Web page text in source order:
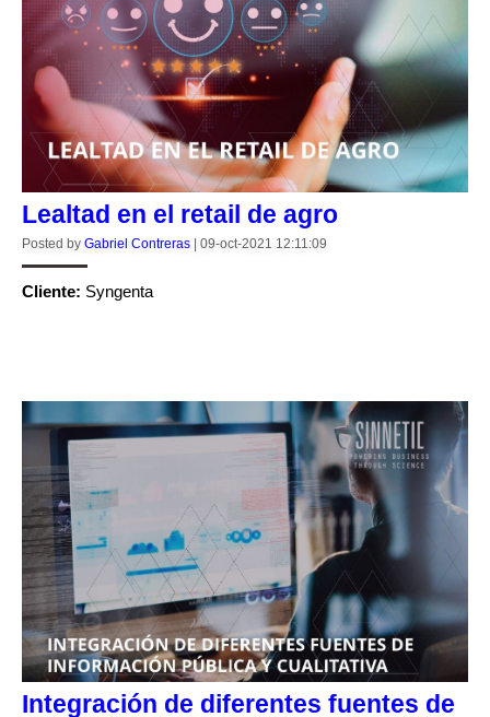
Lealtad en el retail de agro
Posted by Gabriel Contreras 09-oct-2021 12:11:09
Cliente: Syngenta
Integración de diferentes fuentes de